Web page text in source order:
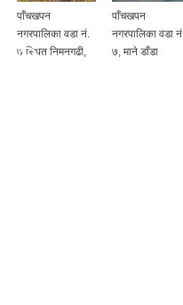
पाँचखपन
नगरपालिका वडा नं.
७ स्थित निमनगढी,
पाँचखपन
नगरपालिका वडा नं.
७, माने डाँडा